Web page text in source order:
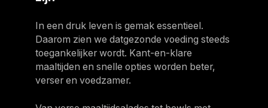
In een druk leven is gemak essentieel.
Daarom zien we datgezonde voeding steeds
toegankelijker wordt. Kant-en-klare
maaltijden en snelle opties worden beter,
verser en voedzamer.